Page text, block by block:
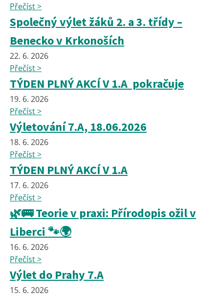
Přečíst >
Společný výlet žáků 2. a 3. třídy –
Benecko v Krkonoších
22. 6. 2026
Přečíst >
TÝDEN PLNÝ AKCÍ V 1.A pokračuje
19. 6. 2026
Přečíst >
Výletování 7.A, 18.06.2026
18. 6. 2026
Přečíst >
TÝDEN PLNÝ AKCÍ V 1.A
17. 6. 2026
Přečíst >
🌿🚌 Teorie v praxi: Přírodopis ožil v
Liberci 🐾🌍
16. 6. 2026
Přečíst >
Výlet do Prahy 7.A
15. 6. 2026